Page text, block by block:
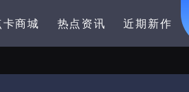
卡商城 热点资讯 近期新作